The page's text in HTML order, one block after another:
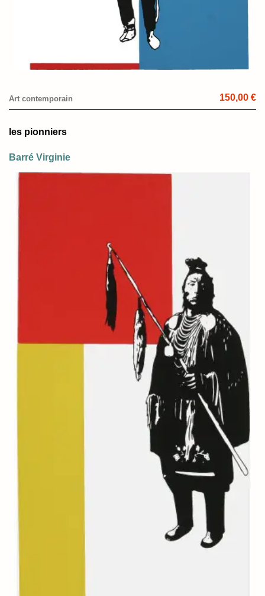
Art contemporain 150,00 €
les pionniers
Barré Virginie